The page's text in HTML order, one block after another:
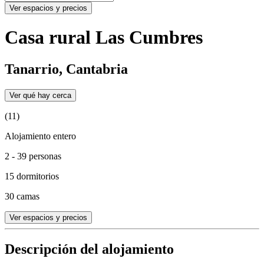
Ver espacios y precios
Casa rural Las Cumbres
Tanarrio, Cantabria
Ver qué hay cerca
(11)
Alojamiento entero
2 - 39 personas
15 dormitorios
30 camas
Ver espacios y precios
Descripción del alojamiento